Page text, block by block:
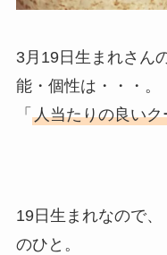
3月19日生まれさん
能・個性は・・・。
「 人当たりの良い
19日生まれなので、
のひと。